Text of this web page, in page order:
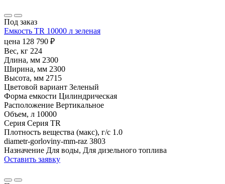
Под заказ
Емкость TR 10000 л зеленая
цена 128 790 ₽
Вес, кг 224
Длина, мм 2300
Ширина, мм 2300
Высота, мм 2715
Цветовой вариант Зеленый
Форма емкости Цилиндрическая
Расположение Вертикальное
Объем, л 10000
Серия Серия TR
Плотность вещества (макс), г/с 1.0
diametr-gorloviny-mm-raz 3803
Назначение Для воды, Для дизельного топлива
Оставить заявку